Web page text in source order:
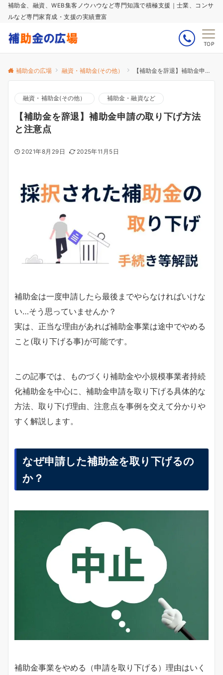
補助金、融資、WEB集客ノウハウなど専門知識で積極支援｜士業、コンサ
ルなど専門家育成・支援の実績豊富
TOP
補助金の広場 融資・補助金(その他） 【補助金を辞退】補助金申請の取り下げ方法と注意点
融資・補助金(その他） 補助金・融資など
【補助金を辞退】補助金申請の取り下げ方法
と注意点
2021年8月29日 2025年11月5日
補助金は一度申請したら最後までやらなければいけな
い…そう思っていませんか？
実は、正当な理由があれば補助金事業は途中でやめる
こと(取り下げる事)が可能です。
この記事では、ものづくり補助金や小規模事業者持続
化補助金を中心に、補助金申請を取り下げる具体的な
方法、取り下げ理由、注意点を事例を交えて分かりや
すく解説します。
なぜ申請した補助金を取り下げるの
か？
補助金事業をやめる（申請を取り下げる）理由はいく